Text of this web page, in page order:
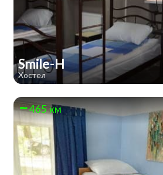
Smile-H
Хостел
465 км